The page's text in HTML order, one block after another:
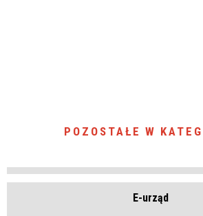
POZOSTAŁE W
E-urząd